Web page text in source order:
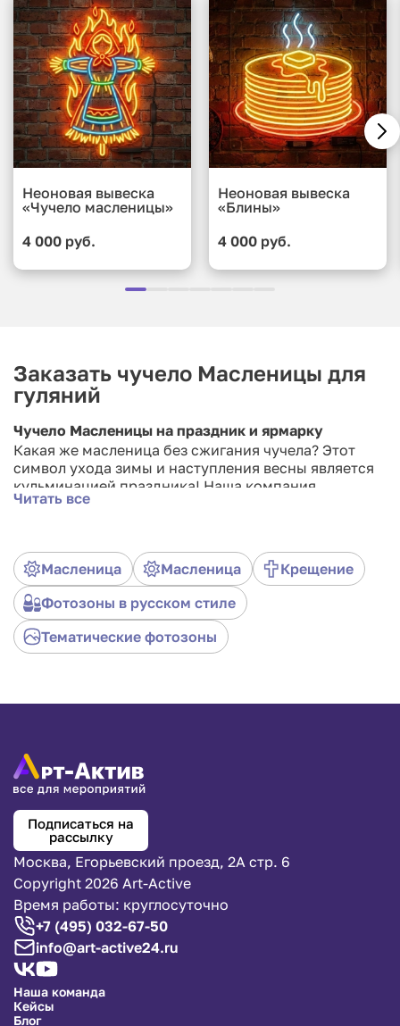
Неоновая вывеска
«Чучело масленицы»
4 000 руб.
Неоновая вывеска
«Блины»
4 000 руб.
Заказать чучело Масленицы для
гуляний
Чучело Масленицы на праздник и ярмарку
Какая же масленица без сжигания чучела? Этот
символ ухода зимы и наступления весны является
кульминацией праздника! Наша компания
предоставляет чучела «Зимы» для сжигания на
Читать все
Масленица Масленица
Крещение
Фотозоны в русском стиле
Тематические фотозоны
Подписаться на
рассылку
Москва, Егорьевский проезд, 2А стр. 6
Copyright 2026 Art-Active
Время работы: круглосуточно
+7 (495) 032-67-50
info@art-active24.ru
Наша команда
Кейсы
Блог